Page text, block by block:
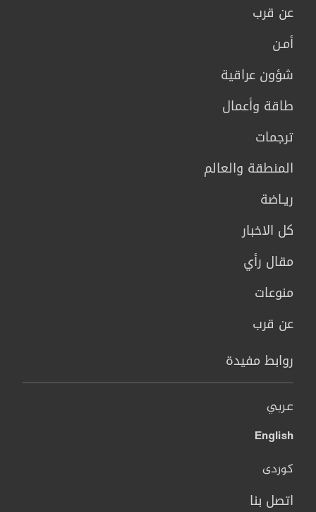
عن قرب
أمـن
شؤون عراقية
طاقة وأعمال
ترجمات
المنطقة والعالم
ريـاضة
كل الاخبار
مقال رأي
منوعات
عن قرب
روابط مفيدة
عربي
English
کوردی
اتصل بنا